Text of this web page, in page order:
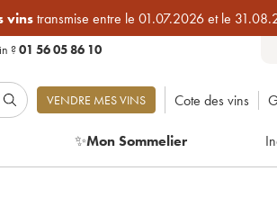
vinstransmise entre le 01.07.2026 et le
?01 56 05 86 10
VENDRE MES VINS Cote des vins
✨Mon Sommelier